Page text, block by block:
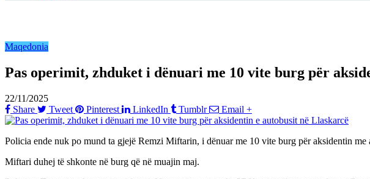
Maqedonia
Pas operimit, zhduket i dënuari me 10 vite burg për
22/11/2025
Share
Tweet Pinterest LinkedIn Tumblr Email +
Policia ende nuk po mund ta gjejë Remzi Miftarin, i dënuar me 10 vite burg për aksidentin
Miftari duhej të shkonte në burg që në muajin maj.